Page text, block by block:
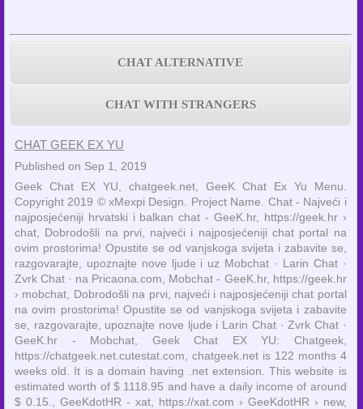
CHAT ALTERNATIVE
CHAT WITH STRANGERS
CHAT GEEK EX YU
Published on Sep 1, 2019
Geek Chat EX YU, chatgeek.net, GeeK Chat Ex Yu Menu.
Copyright 2019 © xMexpi Design. Project Name. Chat - Najveći i
najposjećeniji hrvatski i balkan chat - GeeK.hr, https://geek.hr ›
chat, Dobrodošli na prvi, najveći i najposjećeniji chat portal na
ovim prostorima! Opustite se od vanjskoga svijeta i zabavite se,
razgovarajte, upoznajte nove ljude i uz ‎Mobchat · ‎Larin Chat ·
‎Zvrk Chat · ‎na Pricaona.com, Mobchat - GeeK.hr, https://geek.hr
› mobchat, Dobrodošli na prvi, najveći i najposjećeniji chat portal
na ovim prostorima! Opustite se od vanjskoga svijeta i zabavite
se, razgovarajte, upoznajte nove ljude i Larin Chat · ‎Zvrk Chat ·
‎GeeK.hr - Mobchat, Geek Chat EX YU: Chatgeek,
https://chatgeek.net.cutestat.com, chatgeek.net is 122 months 4
weeks old. It is a domain having .net extension. This website is
estimated worth of $ 1118.95 and have a daily income of around
$ 0.15., GeeKdotHR - xat, https://xat.com › GeeKdotHR › new,